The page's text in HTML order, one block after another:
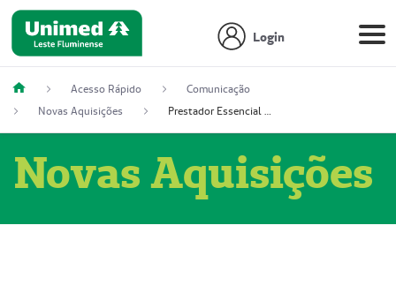
Login
Acesso Rápido
Comunicação
Novas Aquisições
Prestador Essencial Gestão em Saúde Ereli (51004354-7)
Novas Aquisições